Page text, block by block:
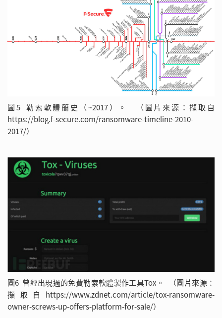
圖5 勒索軟體簡史（~2017）。 （圖片來源：擷取自
https://blog.f-secure.com/ransomware-timeline-2010-
2017/）
圖6 曾經出現過的免費勒索軟體製作工具Tox。 （圖片來源：
擷取自https://www.zdnet.com/article/tox-ransomware-
owner-screws-up-offers-platform-for-sale/）